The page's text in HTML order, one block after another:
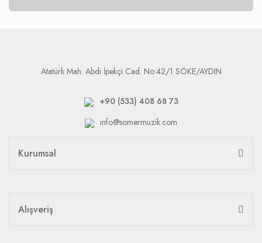
Atatürk Mah. Abdi İpekçi Cad. No:42/1 SÖKE/AYDIN
+90 (533) 408 68 73
info@somermuzik.com
Kurumsal
Alışveriş